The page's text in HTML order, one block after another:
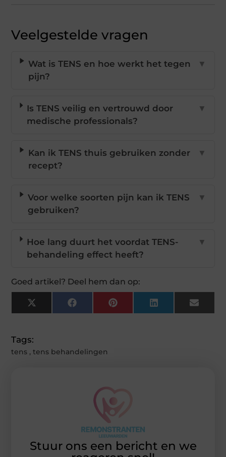
Veelgestelde vragen
Wat is TENS en hoe werkt het tegen
pijn?
▼
Is TENS veilig en vertrouwd door
medische professionals?
▼
Kan ik TENS thuis gebruiken zonder
recept?
▼
Voor welke soorten pijn kan ik TENS
gebruiken?
▼
Hoe lang duurt het voordat TENS-
behandeling effect heeft?
▼
Goed artikel? Deel hem dan op:
X
(Twitter)
FacebookPinterestLinkedInEmail
Tags:
tens ,tens behandelingen
Stuur ons een bericht en we